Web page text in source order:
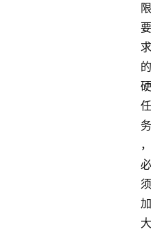
限
要
求
的
硬
任
务
，
必
须
加
大